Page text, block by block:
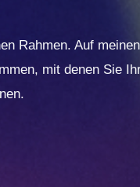
Rahmen. Auf
mit denen Sie